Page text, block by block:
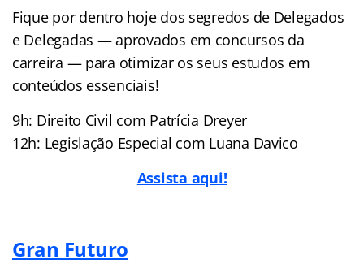
Fique por dentro hoje dos segredos de Delegados
e Delegadas — aprovados em concursos da
carreira — para otimizar os seus estudos em
conteúdos essenciais!
9h: Direito Civil com Patrícia Dreyer
12h: Legislação Especial com Luana Davico
Assista aqui!
Gran Futuro